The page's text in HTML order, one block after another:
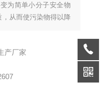
为简单小分子安全物
从而使污染物得以降
产厂家